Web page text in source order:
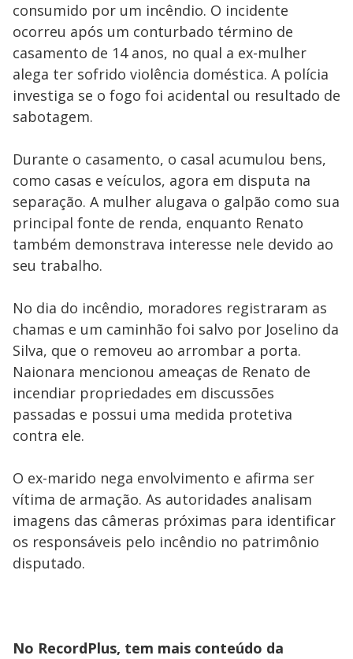
consumido por um incêndio. O incidente
ocorreu após um conturbado término de
casamento de 14 anos, no qual a ex-mulher
alega ter sofrido violência doméstica. A polícia
investiga se o fogo foi acidental ou resultado de
sabotagem.
Durante o casamento, o casal acumulou bens,
como casas e veículos, agora em disputa na
separação. A mulher alugava o galpão como sua
principal fonte de renda, enquanto Renato
também demonstrava interesse nele devido ao
seu trabalho.
No dia do incêndio, moradores registraram as
chamas e um caminhão foi salvo por Joselino da
Silva, que o removeu ao arrombar a porta.
Naionara mencionou ameaças de Renato de
incendiar propriedades em discussões
passadas e possui uma medida protetiva
contra ele.
O ex-marido nega envolvimento e afirma ser
vítima de armação. As autoridades analisam
imagens das câmeras próximas para identificar
os responsáveis pelo incêndio no patrimônio
disputado.
No RecordPlus, tem mais conteúdo da